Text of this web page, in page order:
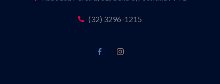
(32) 3296-1215